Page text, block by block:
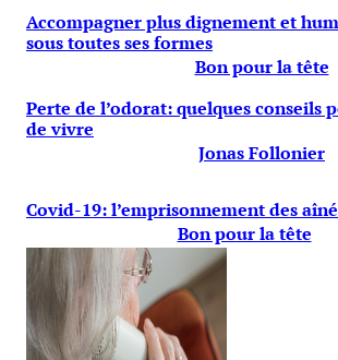
Accompagner plus dignement et
sous toutes ses formes
Bon pour la tête
Perte de l’odorat: quelques conseils
de vivre
Jonas Follonier
Covid-19: l’emprisonnement des
Bon pour la tête